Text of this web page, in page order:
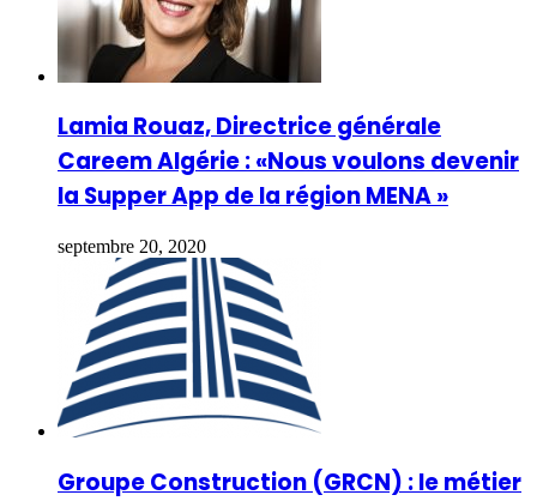
Lamia Rouaz, Directrice générale
Careem Algérie : «Nous voulons devenir
la Supper App de la région MENA »
septembre 20, 2020
Groupe Construction (GRCN) : le métier